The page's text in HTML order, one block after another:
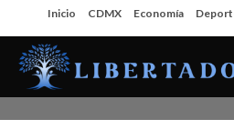
al
contenido
Inicio CDMX Economía